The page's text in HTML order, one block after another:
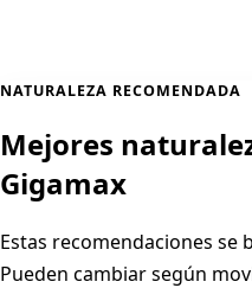
NATURALEZA RECOMENDADA
Mejores
Gigamax
Estas recomendaciones se
Pueden cambiar según